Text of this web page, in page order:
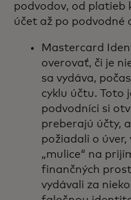
podvodov, od platieb
účet až po podvodné
Mastercard
overovať, či je
sa vydáva,
cyklu účtu. Toto
podvodníci si
preberajú účty,
požiadali o
„mulice“ na
finančných
vydávali za